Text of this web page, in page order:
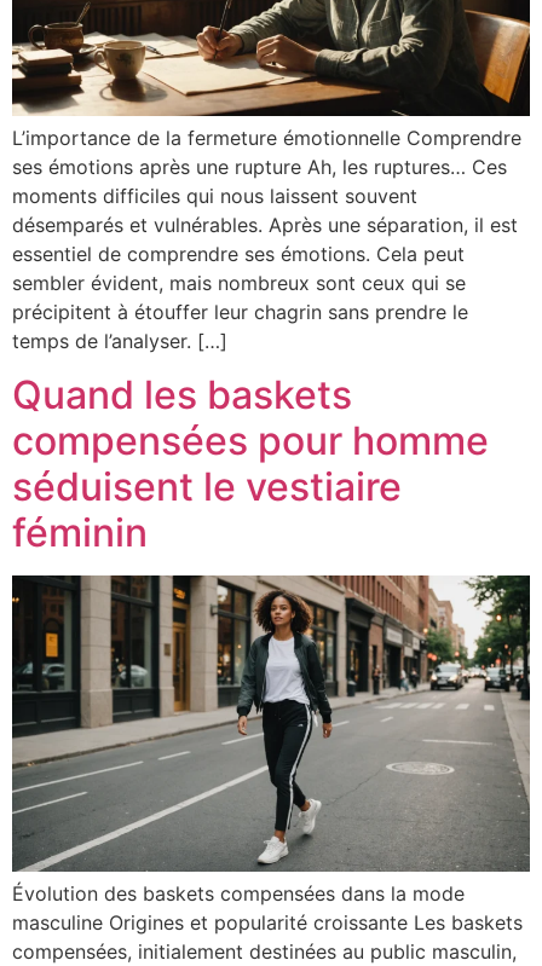
L’importance de la fermeture émotionnelle Comprendre
ses émotions après une rupture Ah, les ruptures… Ces
moments difficiles qui nous laissent souvent
désemparés et vulnérables. Après une séparation, il est
essentiel de comprendre ses émotions. Cela peut
sembler évident, mais nombreux sont ceux qui se
précipitent à étouffer leur chagrin sans prendre le
temps de l’analyser. […]
Quand les baskets
compensées pour homme
séduisent le vestiaire
féminin
Évolution des baskets compensées dans la mode
masculine Origines et popularité croissante Les baskets
compensées, initialement destinées au public masculin,